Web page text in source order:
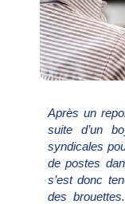
Après un
suite d’un
syndicales
de postes
s’est donc
des